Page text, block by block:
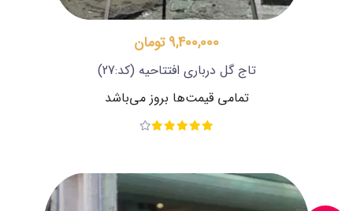
9,400,000 تومان
تاج گل درباری افتتاحیه (کد:27)
تمامی قیمت‌ها بروز می‌باشد